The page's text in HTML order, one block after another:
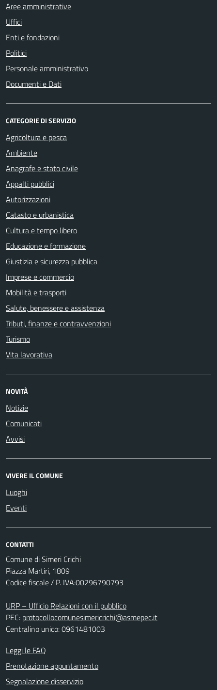
Aree amministrative
Uffici
Enti e fondazioni
Politici
Personale amministrativo
Documenti e Dati
CATEGORIE DI SERVIZIO
Agricoltura e pesca
Ambiente
Anagrafe e stato civile
Appalti pubblici
Autorizzazioni
Catasto e urbanistica
Cultura e tempo libero
Educazione e formazione
Giustizia e sicurezza pubblica
Imprese e commercio
Mobilità e trasporti
Salute, benessere e assistenza
Tributi, finanze e contravvenzioni
Turismo
Vita lavorativa
NOVITÀ
Notizie
Comunicati
Avvisi
VIVERE IL COMUNE
Luoghi
Eventi
CONTATTI
Comune di Simeri Crichi
Piazza Martiri, 1809
Codice fiscale / P. IVA:00296790793
URP – Ufficio Relazioni con il pubblico
PEC: protocollocomunesimericrichi@asmepec.it
Centralino unico: 0961481003
Leggi le FAQ
Prenotazione appuntamento
Segnalazione disservizio